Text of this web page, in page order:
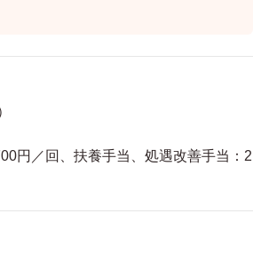
円／回、扶養手当、処遇改善手当：2